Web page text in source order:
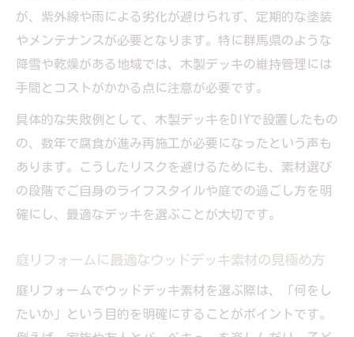
が、紫外線や雨による劣化が避けられず、定期的な塗装
やメンテナンスが必要となります。特に群馬県のような
降雪や乾燥がある地域では、木製デッキの維持管理には
手間とコストがかかる点に注意が必要です。
具体的な失敗例として、木製デッキをDIYで設置したもの
の、数年で腐食が進み再施工が必要になったという声も
あります。こうしたリスクを避けるためにも、素材選び
の段階でご自身のライフスタイルや庭での過ごし方を明
確にし、最適なデッキを選ぶことが大切です。
庭リフォームに最適なウッドデッキ素材の見極め方
庭リフォームでウッドデッキ素材を選ぶ際は、「何をし
たいか」という目的を明確にすることがポイントです。